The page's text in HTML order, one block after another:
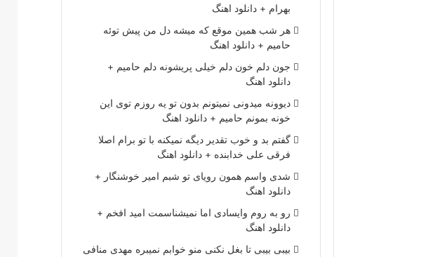
بهرام + دانلود اهنگ
هر شب همین موقع که میشه دل من پیش توئه
حامیم + دانلود اهنگ
جون دلم خون دلم خیلی پریشونه دلم حامیم +
دانلود اهنگ
دیوونه میدونی نمیتونم بدون تو یه روزم توی این
خونه بمونم حامیم + دانلود اهنگ
گفتم بد و خوب تقدیر دیگه نمیکنه با تو برام اصلا
فرقی علی خدابنده + دانلود اهنگ
شدی واسم همون رویای تو شبم امیر خوشنگار +
دانلود اهنگ
رو به روم وایسادی اما نمیشناسمت امید افخم +
دانلود اهنگ
بیبی بیبی تا بغل نکنی منو خوابم نمیبره مهدی منافی